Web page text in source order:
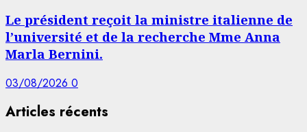
Le président reçoit la ministre italienne de
l’université et de la recherche Mme Anna
Marla Bernini.
03/08/2026 0
Articles récents